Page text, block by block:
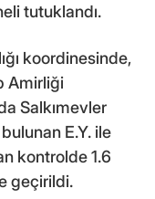
tutuklandı.
koordinesinde,
Amirliği
Salkımevler
E.Y. ile
kontrolde 1.6
geçirildi.